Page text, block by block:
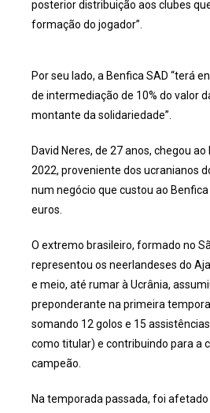
posterior distribuição aos clubes
formação do jogador”.
Por seu lado, a Benfica SAD “terá
de intermediação de 10% do valor
montante da solidariedade”.
David Neres, de 27 anos, chegou
2022, proveniente dos ucranianos
num negócio que custou ao
euros.
O extremo brasileiro, formado no
representou os neerlandeses do
e meio, até rumar à Ucrânia,
preponderante na primeira
somando 12 golos e 15
como titular) e contribuindo para a
campeão.
Na temporada passada, foi